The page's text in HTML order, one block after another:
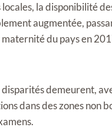
la disponibilité
augmentée,
du pays en
demeurent,
dans des zones non